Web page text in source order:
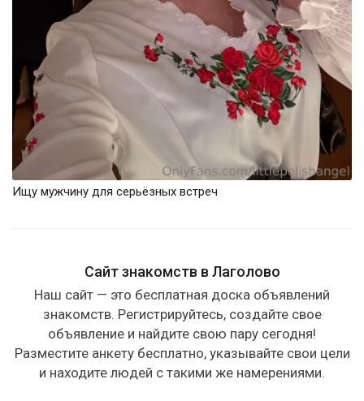
Ищу мужчину для серьёзных встреч
Сайт знакомств в Лаголово
Наш сайт — это бесплатная доска объявлений
знакомств. Регистрируйтесь, создайте свое
объявление и найдите свою пару сегодня!
Разместите анкету бесплатно, указывайте свои цели
и находите людей с такими же намерениями.